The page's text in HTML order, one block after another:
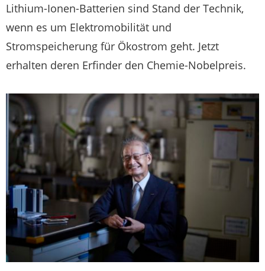
Lithium-Ionen-Batterien sind Stand der Technik,
wenn es um Elektromobilität und
Stromspeicherung für Ökostrom geht. Jetzt
erhalten deren Erfinder den Chemie-Nobelpreis.